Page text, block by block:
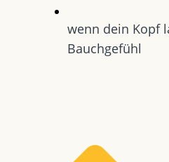
wenn dein Kopf
Bauchgefühl